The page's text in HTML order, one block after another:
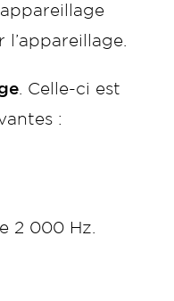
. Celle-ci est
:
2 000 Hz.